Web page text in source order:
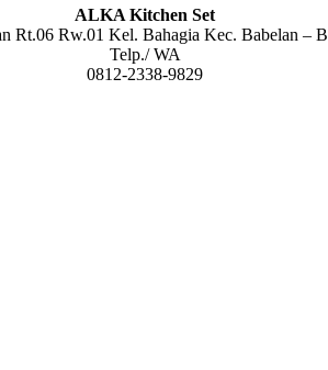
ALKA Kitchen Set
Rt.06 Rw.01 Kel. Bahagia Kec. Babelan –
Telp./ WA
0812-2338-9829